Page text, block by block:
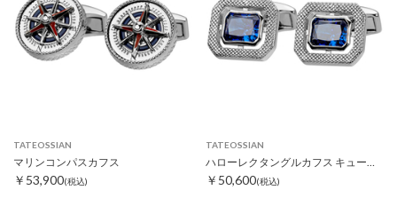
TATEOSSIAN
マリンコンパスカフス
￥53,900(税込)
TATEOSSIAN
￥50,600(税込)